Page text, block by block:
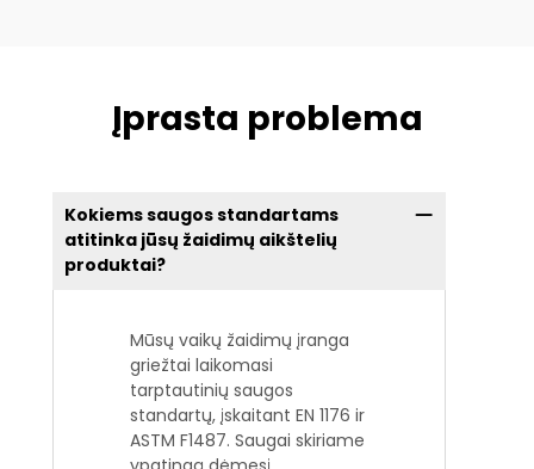
Įprasta problema
Kokiems saugos standartams
atitinka jūsų žaidimų aikštelių
produktai?
Mūsų vaikų žaidimų įranga
griežtai laikomasi
tarptautinių saugos
standartų, įskaitant EN 1176 ir
ASTM F1487. Saugai skiriame